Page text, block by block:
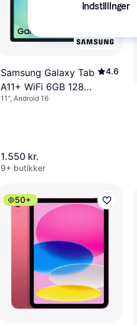
Samsung Galaxy Tab
A11+ WiFi 6GB 128GB
Grey
4.6
11", Android 16
1.550 kr.
9+ butikker
50+
Indstillinger